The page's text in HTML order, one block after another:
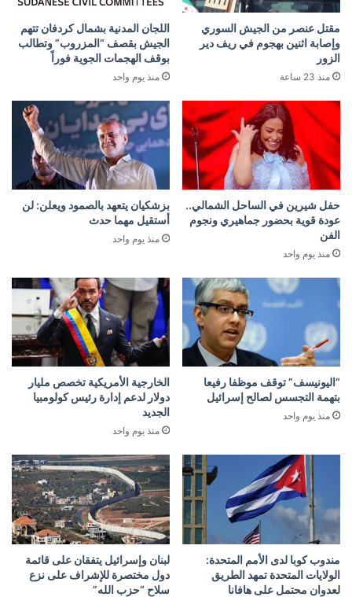
مقتل عنصر من الجيش السوري
وإصابة اثنين بهجوم في ريف دير
الزور
منذ 23 ساعة
اللجان المدنية بشمال كردفان تتهم
الجيش بقصف “المزروب” وتطالب
بوقف الهجمات الجوية فوراً
منذ يوم واحد
حفل شيرين في الساحل الشمالي..
عودة قوية بحضور جماهيري ونجوم
الفن
منذ يوم واحد
بزشكيان يتعهد بالصمود ويعلن: لن
أستقيل مهما حدث
منذ يوم واحد
“اليونيسف” توقف موظفا رفيعا
بتهمة التجسس لصالح إسرائيل
منذ يوم واحد
الخارجية الأمريكية تخصص مليار
دولار لدعم إدارة رئيس كولومبيا
الجديد
منذ يوم واحد
مندوب كوبا لدى الأمم المتحدة:
الولايات المتحدة تمهد الطريق
لعدوان محتمل على هافانا
لبنان وإسرائيل يتفقان على قائمة
دول مختصرة للإشراف على نزع
سلاح “حزب الله”